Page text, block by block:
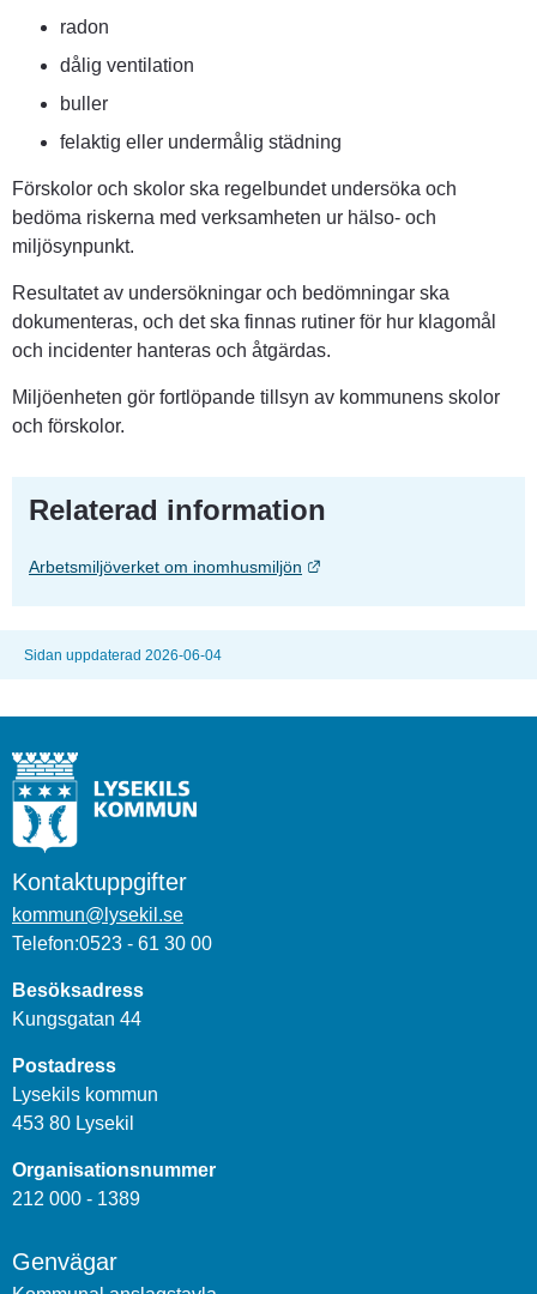
radon
dålig ventilation
buller
felaktig eller undermålig städning
Förskolor och skolor ska regelbundet undersöka och
bedöma riskerna med verksamheten ur hälso- och
miljösynpunkt.
Resultatet av undersökningar och bedömningar ska
dokumenteras, och det ska finnas rutiner för hur klagomål
och incidenter hanteras och åtgärdas.
Miljöenheten gör fortlöpande tillsyn av kommunens skolor
och förskolor.
Relaterad information
Arbetsmiljöverket om inomhusmiljön Länk till annan webbplats.
Sidan uppdaterad 2026-06-04
Kontaktuppgifter
kommun@lysekil.se
Telefon:0523 - 61 30 00
Besöksadress
Kungsgatan 44
Postadress
Lysekils kommun
453 80 Lysekil
Organisationsnummer
212 000 - 1389
Genvägar